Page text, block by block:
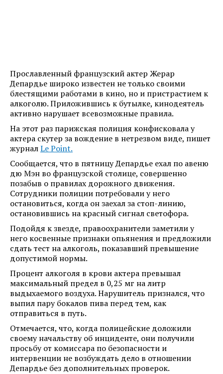
Прославленный французский актер Жерар
Депардье широко известен не только своими
блестящими работами в кино, но и пристрастием к
алкоголю. Приложившись к бутылке, кинодеятель
активно нарушает всевозможные правила.
На этот раз парижская полиция конфисковала у
актера скутер за вождение в нетрезвом виде, пишет
журналLe Point.
Сообщается, что в пятницу Депардье ехал по авеню
дю Мэн во французской столице, совершенно
позабыв о правилах дорожного движения.
Сотрудники полиции потребовали у него
остановиться, когда он заехал за стоп-линию,
остановившись на красный сигнал светофора.
Подойдя к звезде, правоохранители заметили у
него косвенные признаки опьянения и предложили
сдать тест на алкоголь, показавший превышение
допустимой нормы.
Процент алкоголя в крови актера превышал
максимальный предел в 0,25 мг на литр
выдыхаемого воздуха. Нарушитель признался, что
выпил пару бокалов пива перед тем, как
отправиться в путь.
Отмечается, что, когда полицейские доложили
своему начальству об инциденте, они получили
просьбу от комиссара по безопасности и
интервенции не возбуждать дело в отношении
Депардье без дополнительных проверок.